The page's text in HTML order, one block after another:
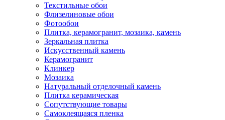
Текстильные обои
Флизелиновые обои
Фотообои
Плитка, керамогранит, мозаика, камень
Зеркальная плитка
Искусственный камень
Керамогранит
Клинкер
Мозаика
Натуральный отделочный камень
Плитка керамическая
Сопутствующие товары
Самоклеящаяся пленка